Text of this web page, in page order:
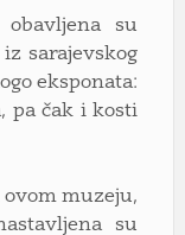
su
sarajevskog
eksponata:
pa čak i kosti
ovom muzeju,
su